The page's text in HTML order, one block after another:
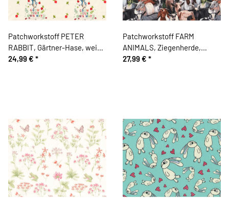
Patchworkstoff PETER
RABBIT, Gärtner-Hase, weiß,
Beatrix Potter
24,99 € *
Patchworkstoff FARM
ANIMALS, Ziegenherde,
Elizabeth's Studio
27,99 € *